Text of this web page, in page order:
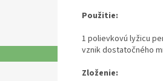
Použitie:
1 polievkovú lyžicu
vznik dostatočného
Zloženie: